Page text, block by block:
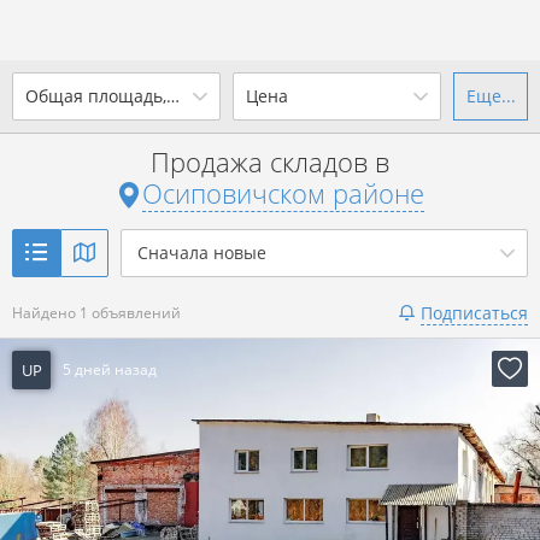
Общая площадь, м
до
Показать 1 объявление
Цена
от до
р. за м
Показать 1 объявление
Еще...
Продажа складов в
Осиповичском районе
Сначала новые
Найдено 1 объявлений Подписаться
UP 5 дней назад
Ваш город -district
Да Выбрать город